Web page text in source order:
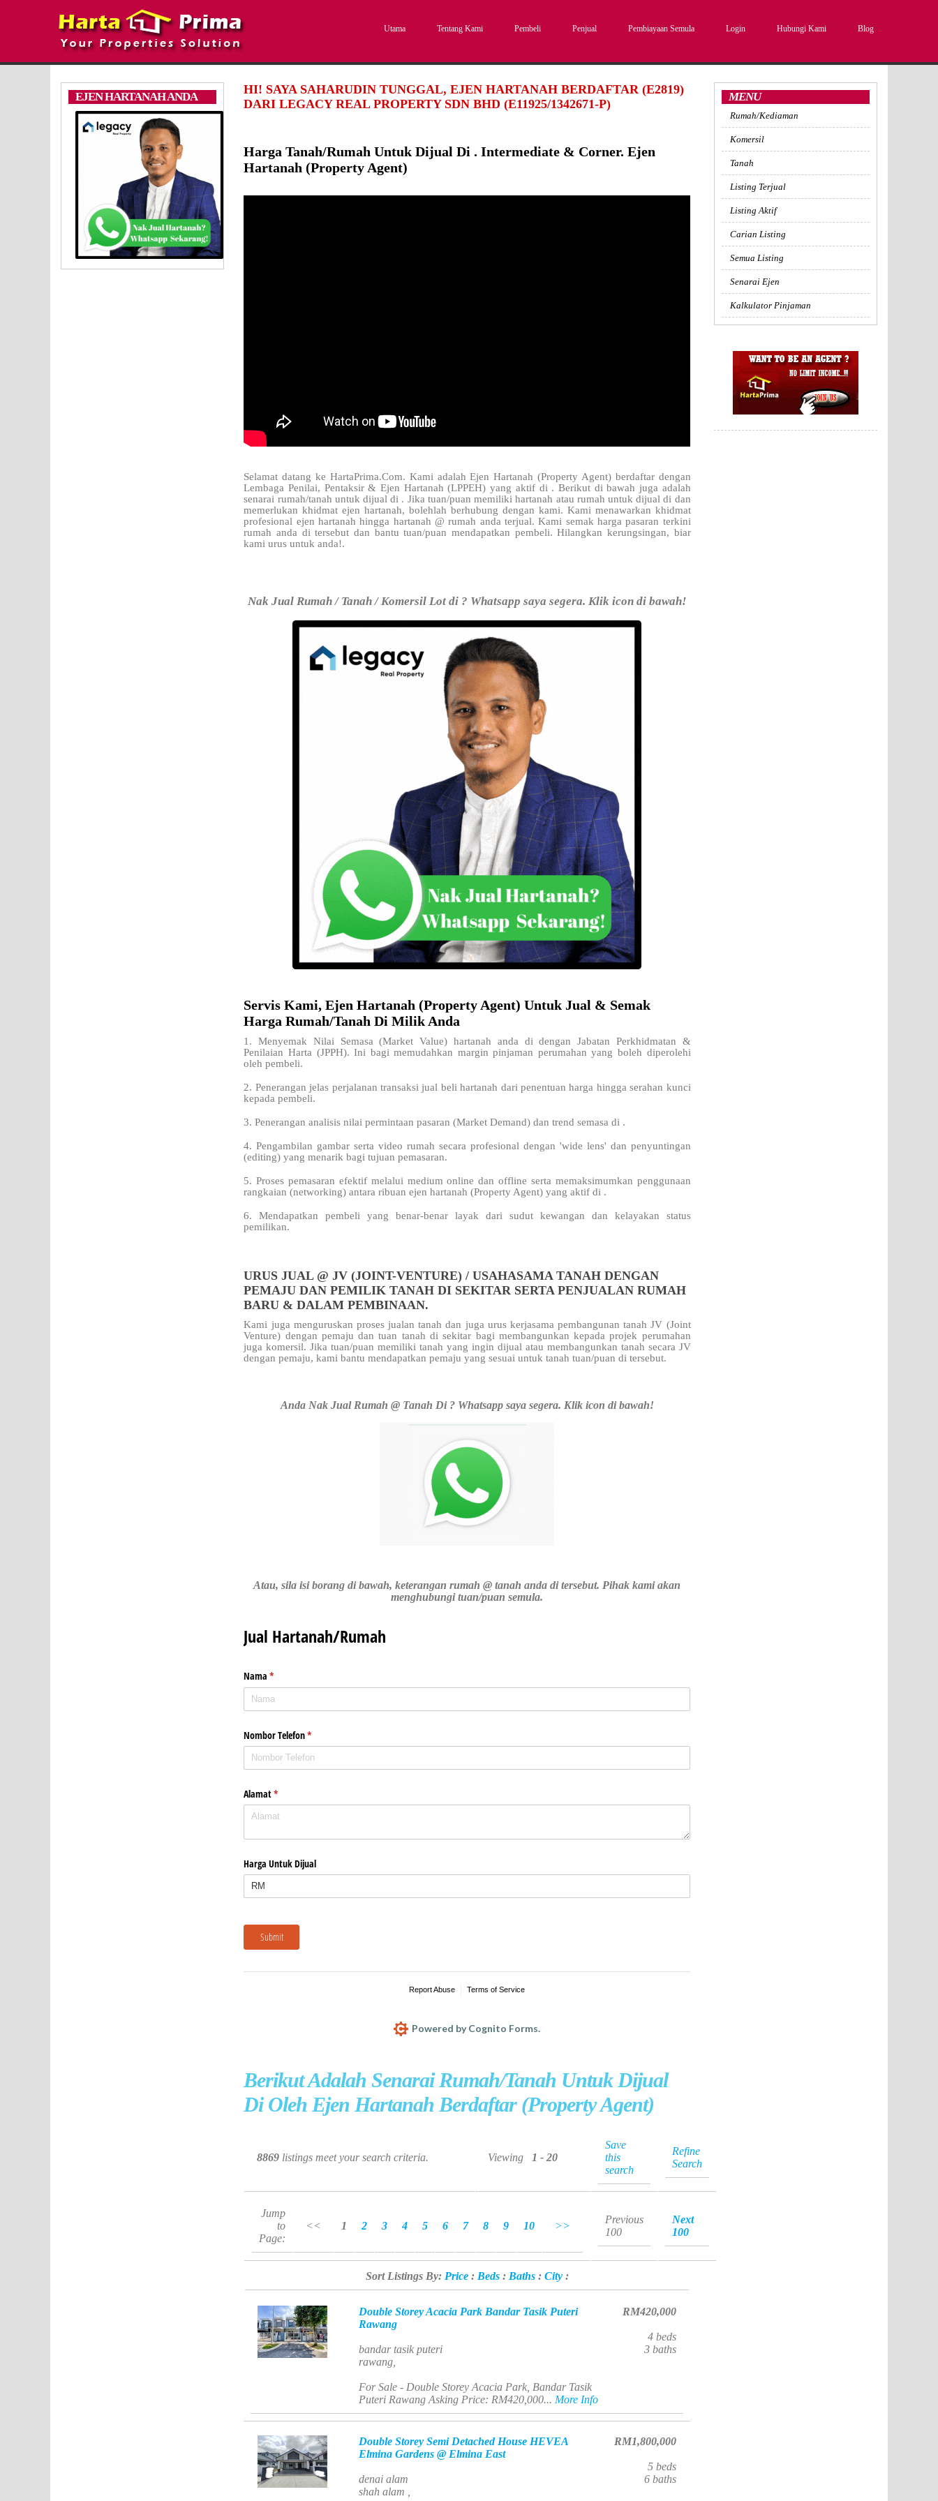
Utama Tentang Kami Pembeli Penjual Pembiayaan Semula Login Hubungi Kami Blog
EJEN HARTANAH ANDA
HI! SAYA SAHARUDIN TUNGGAL, EJEN HARTANAH BERDAFTAR (E2819)
DARI LEGACY REAL PROPERTY SDN BHD (E11925/1342671-P)
Harga Tanah/Rumah Untuk Dijual Di . Intermediate & Corner. Ejen
Hartanah (Property Agent)
Selamat datang ke HartaPrima.Com. Kami adalah Ejen Hartanah (Property Agent) berdaftar dengan
Lembaga Penilai, Pentaksir & Ejen Hartanah (LPPEH) yang aktif di . Berikut di bawah juga adalah
senarai rumah/tanah untuk dijual di . Jika tuan/puan memiliki hartanah atau rumah untuk dijual di dan
memerlukan khidmat ejen hartanah, bolehlah berhubung dengan kami. Kami menawarkan khidmat
profesional ejen hartanah hingga hartanah @ rumah anda terjual. Kami semak harga pasaran terkini
rumah anda di tersebut dan bantu tuan/puan mendapatkan pembeli. Hilangkan kerungsingan, biar
kami urus untuk anda!.
Nak Jual Rumah / Tanah / Komersil Lot di ? Whatsapp saya segera. Klik icon di bawah!
Servis Kami, Ejen Hartanah (Property Agent) Untuk Jual & Semak
Harga Rumah/Tanah Di Milik Anda
1. Menyemak Nilai Semasa (Market Value) hartanah anda didengan Jabatan Perkhidmatan &
Penilaian Harta (JPPH). Ini bagi memudahkan margin pinjaman perumahan yang boleh diperolehi
oleh pembeli.
2. Penerangan jelas perjalanan transaksi jual beli hartanah dari penentuan harga hingga serahan kunci
kepada pembeli.
3. Penerangan analisis nilai permintaan pasaran (Market Demand) dan trend semasa di .
4. Pengambilan gambar serta video rumah secara profesional dengan 'wide lens' dan penyuntingan
(editing) yang menarik bagi tujuan pemasaran.
5. Proses pemasaran efektif melalui medium online dan offline serta memaksimumkan penggunaan
rangkaian (networking) antara ribuan ejen hartanah (Property Agent) yang aktif di .
6. Mendapatkan pembeli yang benar-benar layak dari sudut kewangan dan kelayakan status
pemilikan.
URUS JUAL @ JV (JOINT-VENTURE) / USAHASAMA TANAH DENGAN
PEMAJU DAN PEMILIK TANAH DI SEKITAR SERTA PENJUALAN RUMAH
BARU & DALAM PEMBINAAN.
Kami juga menguruskan proses jualan tanah dan juga urus kerjasama pembangunan tanah JV (Joint
Venture) dengan pemaju dan tuan tanah di sekitar bagi membangunkan kepada projek perumahan
juga komersil. Jika tuan/puan memiliki tanah yang ingin dijual atau membangunkan tanah secara JV
dengan pemaju, kami bantu mendapatkan pemaju yang sesuai untuk tanah tuan/puan ditersebut.
Anda Nak Jual Rumah @ Tanah Di ? Whatsapp saya segera. Klik icon di bawah!
Atau, sila isi borang di bawah, keterangan rumah @ tanah anda di tersebut. Pihak kami akan
menghubungi tuan/puan semula.
Berikut Adalah Senarai Rumah/Tanah Untuk Dijual
Di Oleh Ejen Hartanah Berdaftar (Property Agent)
8869 listings meet your search criteria. Viewing 1 - 20
Save
this
search
Refine
Search
Jump
to
Page:
<< 1 2 3 4 5 6 7 8 9 10 >>
Previous
100
Next
100
Sort Listings By: Price: Beds: Baths: City:
Double Storey Acacia Park Bandar Tasik Puteri
Rawang
bandar tasik puteri
rawang,
For Sale - Double Storey Acacia Park, Bandar Tasik
Puteri Rawang Asking Price: RM420,000... More Info
RM420,000
4 beds
3 baths
Double Storey Semi Detached House HEVEA
Elmina Gardens @ Elmina East
denai alam
shah alam ,
RM1,800,000
5 beds
6 baths
MENU
Rumah/Kediaman
Komersil
Tanah
Listing Terjual
Listing Aktif
Carian Listing
Semua Listing
Senarai Ejen
Kalkulator Pinjaman